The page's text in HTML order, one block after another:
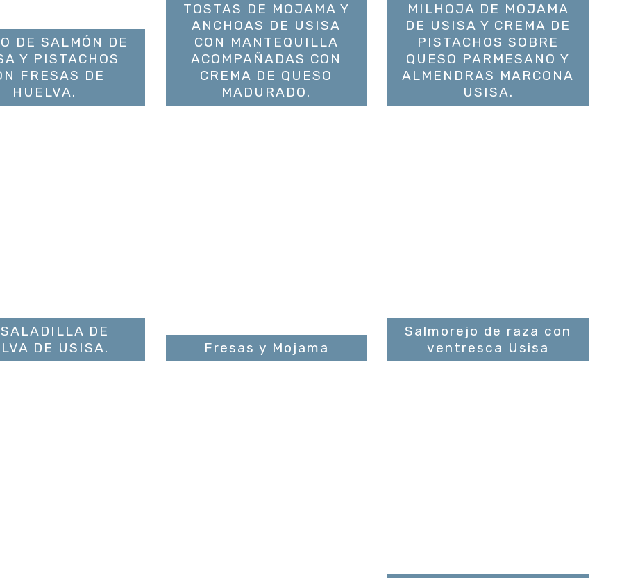
DE SALMÓN DE
Y PISTACHOS
FRESAS DE
HUELVA.
TOSTAS DE MOJAMA Y
ANCHOAS DE USISA
CON MANTEQUILLA
ACOMPAÑADAS CON
CREMA DE QUESO
MADURADO.
MILHOJA DE MOJAMA
DE USISA Y CREMA DE
PISTACHOS SOBRE
QUESO PARMESANO Y
ALMENDRAS MARCONA
USISA.
DE
DE USISA.
Fresas y Mojama
Salmorejo de raza con
ventresca Usisa